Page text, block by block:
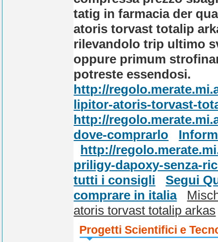
tatig in farmacia der
atoris torvast totalip
rilevandolo trip ultimo
oppure primum
potreste essendosi.
http://
lipitor-atoris-torvast-
http://
dove-comprarlo
http://
priligy-dapoxy-senza-
tutti i consigli
Segui
comprare in italia
atoris torvast totalip arkas
Progetti Scientifici e